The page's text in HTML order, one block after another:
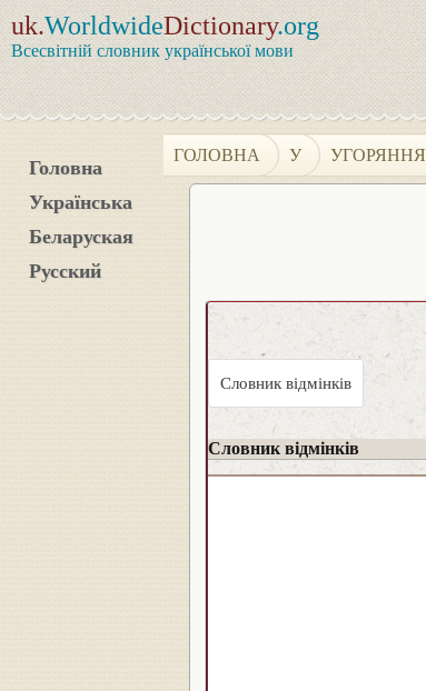
uk.WorldwideDictionary.org
Всесвітній словник української мови
Головна
Українська
Беларуская
Русский
ГОЛОВНА У УГОРЯННЯ
Словник відмінків
Словник відмінків